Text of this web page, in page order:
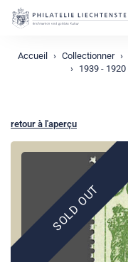
Accueil Collectionner
1939 - 1920
retour à l'aperçu
SOLD OUT